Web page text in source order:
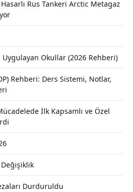
Rus Tankeri Arctic Metagaz
Uygulayan Okullar (2026 Rehberi)
Rehberi: Ders Sistemi, Notlar,
İlk Kapsamlı ve Özel
Durduruldu